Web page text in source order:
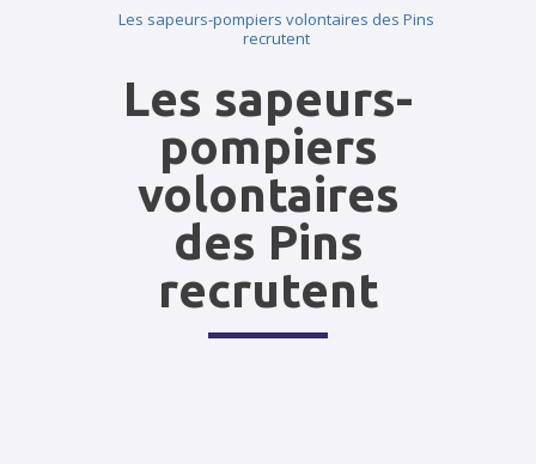
Les sapeurs-pompiers volontaires des Pins
recrutent
Les sapeurs-
pompiers
volontaires
des Pins
recrutent